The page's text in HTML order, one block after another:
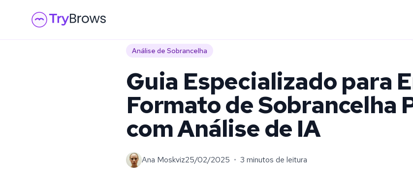
Análise de Sobrancelha
Guia Especializado para
Formato de Sobrancelha
com Análise de IA
Ana Moskviz25/02/2025 • 3 minutos de leitura